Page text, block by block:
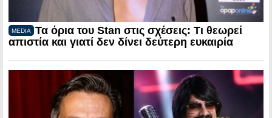
MEDIA
Τα όρια του Stan στις σχέσεις: Τι θεωρεί
απιστία και γιατί δεν δίνει δεύτερη ευκαιρία